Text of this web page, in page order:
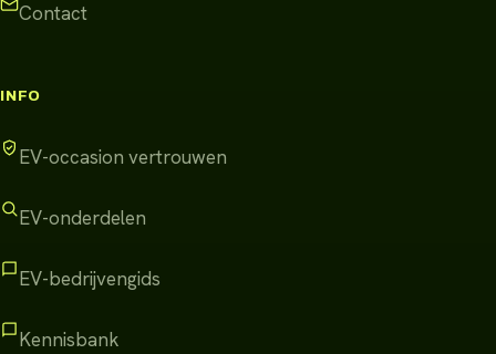
Contact
INFO
EV-occasion vertrouwen
EV-onderdelen
EV-bedrijvengids
Kennisbank